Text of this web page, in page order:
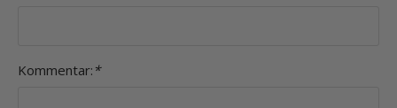
Kommentar: *